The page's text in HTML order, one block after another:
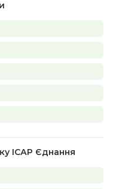
ІСАР Єднання